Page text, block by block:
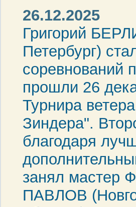
26.12.2025
Григорий
Петербург)
соревнований
прошли 26
Турнира
Зиндера".
благодаря
занял мастер
ПАВЛОВ